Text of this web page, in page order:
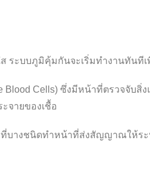
ระบบภูมิคุ้มกันจะเริ่มทำงานทันที
Blood Cells) ซึ่งมีหน้าที่ตรวจจับสิ่ง
จายของเชื้อ
บางชนิดทำหน้าที่ส่งสัญญาณให้ระ